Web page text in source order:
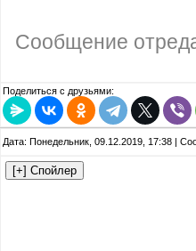
Сообщение
Поделиться с друзьями:
Дата: Понедельник, 09.12.2019, 17:38 |